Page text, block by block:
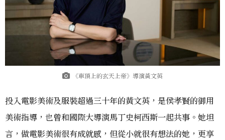
《車頂上的玄天上帝》導演黃文英
投入電影美術及服裝超過三十年的黃文英，是侯孝賢的御用
美術指導，也曾和國際大導演馬丁史柯西斯一起共事。她坦
言，做電影美術很有成就感，但從小就很有想法的她，更享